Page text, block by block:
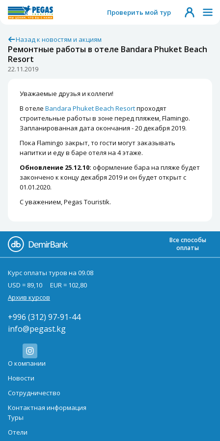
Проверить мой тур
Назад к новостям и акциям
Ремонтные работы в отеле Bandara Phuket Beach
Resort
22.11.2019
Уважаемые друзья и коллеги!
В отеле Bandara Phuket Beach Resortпроходят
строительные работы в зоне перед пляжем, Flamingo.
Запланированная дата окончания - 20 декабря 2019.
Пока Flamingo закрыт, то гости могут заказывать
напитки и еду в баре отеля на 4 этаже.
Обновление 25.12.10: оформление бара на пляже будет
закончено к концу декабря 2019 и он будет открыт с
01.01.2020.
С уважением, Pegas Touristik.
Все способы
оплаты
Курс оплаты туров на 09.08
USD = 89,10
EUR = 102,80
Архив курсов
+996 (312) 97-91-44
info@pegast.kg
О компании
Новости
Сотрудничество
Контактная информация
Туры
Отели